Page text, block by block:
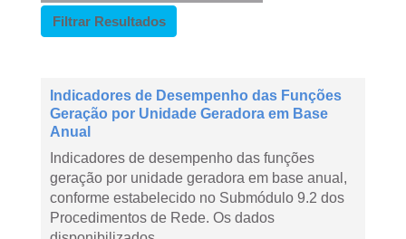
Filtrar Resultados
Indicadores de Desempenho das Funções
Geração por Unidade Geradora em Base
Anual
Indicadores de desempenho das funções
geração por unidade geradora em base anual,
conforme estabelecido no Submódulo 9.2 dos
Procedimentos de Rede. Os dados